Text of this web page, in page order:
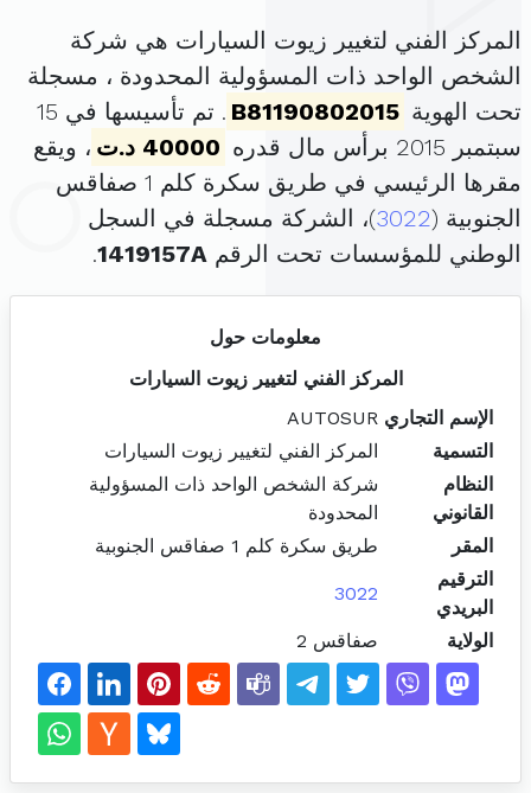
المركز الفني لتغيير زيوت السيارات هي شركة
الشخص الواحد ذات المسؤولية المحدودة ، مسجلة
تحت الهوية B81190802015
. تم تأسيسها في 15
سبتمبر 2015 برأس مال قدره
40000 د.ت
، ويقع
مقرها الرئيسي في طريق سكرة كلم 1 صفاقس
الجنوبية (3022)، الشركة مسجلة في السجل
الوطني للمؤسسات تحت الرقم 1419157A
.
معلومات حول
المركز الفني لتغيير زيوت السيارات
الإسم التجاري AUTOSUR
التسمية
المركز الفني لتغيير زيوت السيارات
النظام
القانوني
شركة الشخص الواحد ذات المسؤولية
المحدودة
المقر
طريق سكرة كلم 1 صفاقس الجنوبية
الترقيم
البريدي
3022
الولاية صفاقس 2